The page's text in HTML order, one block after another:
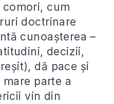
cum
doctrinare
cunoașterea –
decizii,
dă pace și
parte a
vin din